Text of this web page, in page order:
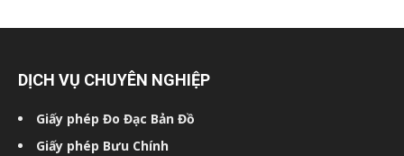
DỊCH VỤ CHUYÊN NGHIỆP
Giấy phép Đo Đạc Bản Đồ
Giấy phép Bưu Chính